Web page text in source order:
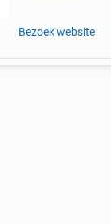
Bezoek website